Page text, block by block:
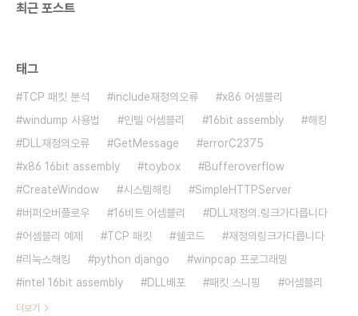
최근 포스트
태그
TCP 패킷 분석 include재정의오류
x86 어셈블리
windump 사용법
인텔 어셈블리 16bit assembly
해킹
DLL재정의오류
GetMessage
errorC2375
x86 16bit assembly
toybox
Bufferoverflow
CreateWindow
시스템해킹
SimpleHTTPServer
버퍼오버플로우
16비트 어셈블리
DLL재정의.링크가다릅니다
어셈블리 예제
TCP 패킷 쉘코드
재정의링크가다릅니다
리눅스해킹
python django
winpcap 프로그래밍
intel 16bit assembly
DLL배포 패킷 스니핑 어셈블리
더보기